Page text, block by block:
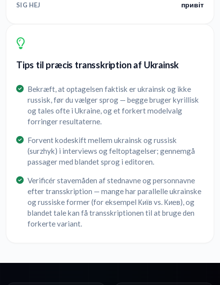
SIG HEJ привіт
Tips til præcis transskription af Ukrainsk
Bekræft, at optagelsen faktisk er ukrainsk og ikke
russisk, før du vælger sprog — begge bruger kyrillisk
og tales ofte i Ukraine, og et forkert modelvalg
forringer resultaterne.
Forvent kodeskift mellem ukrainsk og russisk
(surzhyk) i interviews og feltoptagelser; gennemgå
passager med blandet sprog i editoren.
Verificér stavemåden af stednavne og personnavne
efter transskription — mange har parallelle ukrainske
og russiske former (for eksempel Київ vs. Киев), og
blandet tale kan få transskriptionen til at bruge den
forkerte variant.